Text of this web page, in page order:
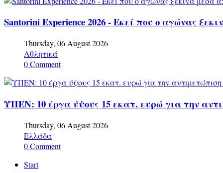
Santorini Experience 2026 - Εκεί που ο αγώνας
Thursday, 06 August 2026
Αθλητικά
0 Comment
ΥΠΕΝ: 10 έργα ύψους 15 εκατ. ευρώ για την
Thursday, 06 August 2026
Ελλάδα
0 Comment
Start